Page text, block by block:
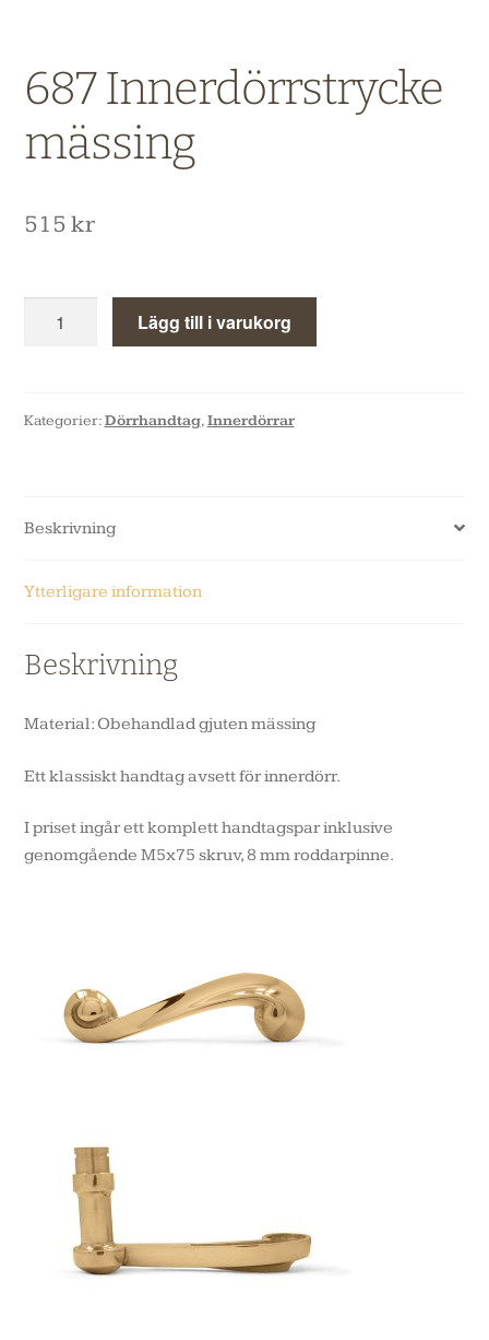
687 Innerdörrstrycke
mässing
515kr
Lägg till i varukorg
Kategorier:Dörrhandtag,Innerdörrar
Beskrivning
Ytterligare information
Beskrivning
Material: Obehandlad gjuten mässing
Ett klassiskt handtag avsett för innerdörr.
I priset ingår ett komplett handtagspar inklusive
genomgående M5x75 skruv, 8 mm roddarpinne.